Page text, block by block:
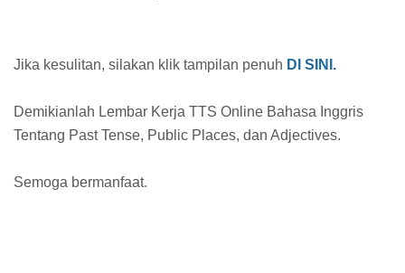
Jika kesulitan, silakan klik tampilan penuh DI SINI.
Demikianlah Lembar Kerja TTS Online Bahasa Inggris
Tentang Past Tense, Public Places, dan Adjectives.
Semoga bermanfaat.